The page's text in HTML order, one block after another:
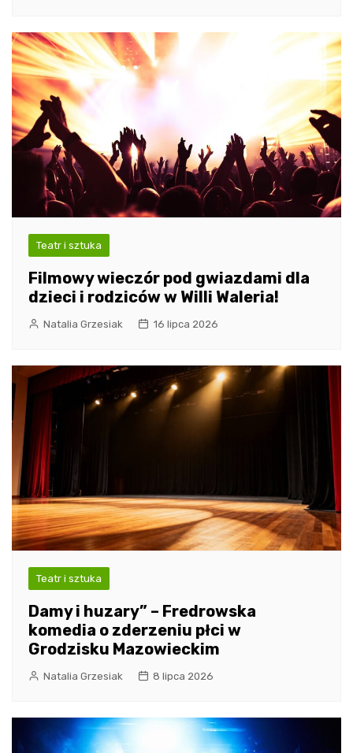
Teatr i sztuka
Filmowy wieczór pod gwiazdami dla
dzieci i rodziców w Willi Waleria!
Natalia Grzesiak 16 lipca 2026
Teatr i sztuka
Damy i huzary” – Fredrowska
komedia o zderzeniu płci w
Grodzisku Mazowieckim
Natalia Grzesiak 8 lipca 2026